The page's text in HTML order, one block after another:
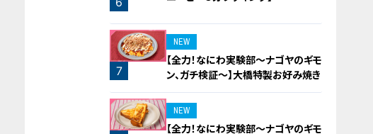
5
7
NEW
【全力！なにわ実験部～ナゴヤのギモ
ン、ガチ検証～】大橋特製お好み焼き
NEW
【全力！なにわ実験部～ナゴヤのギモ